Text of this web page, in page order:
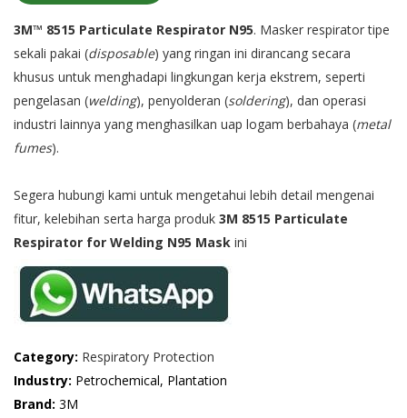
3M™ 8515 Particulate Respirator N95. Masker respirator tipe
sekali pakai (disposable) yang ringan ini dirancang secara
khusus untuk menghadapi lingkungan kerja ekstrem, seperti
pengelasan (welding), penyolderan (soldering), dan operasi
industri lainnya yang menghasilkan uap logam berbahaya (metal
fumes).
Segera hubungi kami untuk mengetahui lebih detail mengenai
fitur, kelebihan serta harga produk 3M 8515 Particulate
Respirator for Welding N95 Mask ini
Category: Respiratory Protection
Industry: Petrochemical, Plantation
Brand: 3M